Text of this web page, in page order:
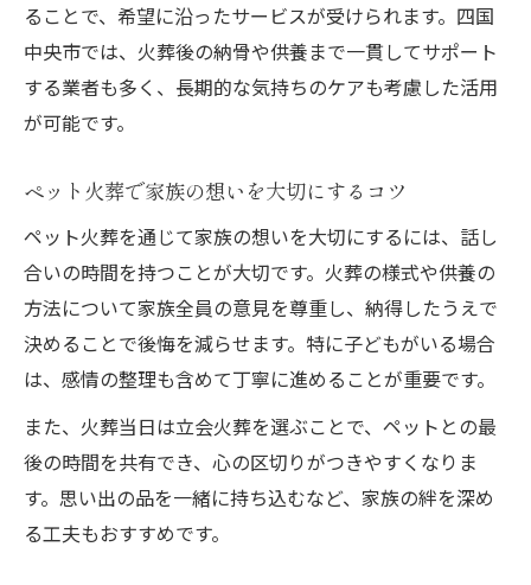
ることで、希望に沿ったサービスが受けられます。四国
中央市では、火葬後の納骨や供養まで一貫してサポート
する業者も多く、長期的な気持ちのケアも考慮した活用
が可能です。
ペット火葬で家族の想いを大切にするコツ
ペット火葬を通じて家族の想いを大切にするには、話し
合いの時間を持つことが大切です。火葬の様式や供養の
方法について家族全員の意見を尊重し、納得したうえで
決めることで後悔を減らせます。特に子どもがいる場合
は、感情の整理も含めて丁寧に進めることが重要です。
また、火葬当日は立会火葬を選ぶことで、ペットとの最
後の時間を共有でき、心の区切りがつきやすくなりま
す。思い出の品を一緒に持ち込むなど、家族の絆を深め
る工夫もおすすめです。